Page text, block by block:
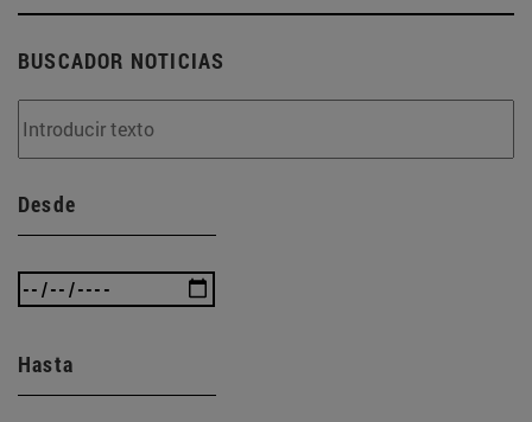
BUSCADOR NOTICIAS
Desde
Hasta